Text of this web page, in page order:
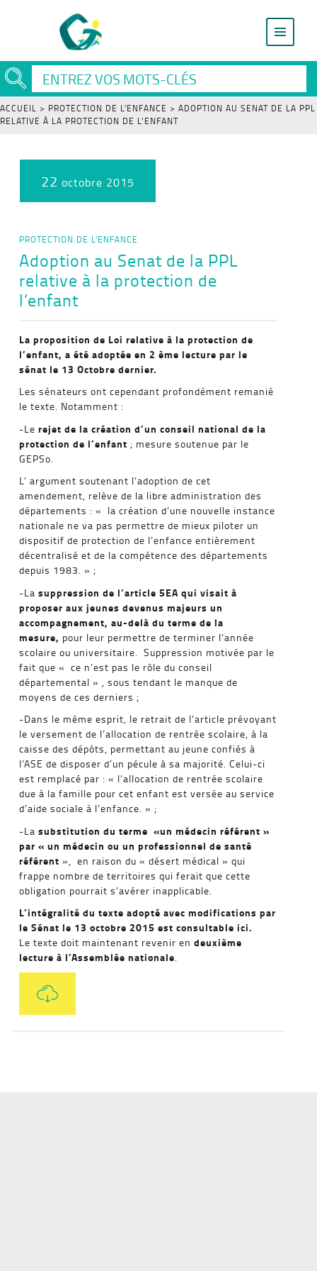
ACCUEIL > PROTECTION DE L'ENFANCE > ADOPTION AU SENAT DE LA PPL
RELATIVE À LA PROTECTION DE L’ENFANT
22 octobre 2015
PROTECTION DE L'ENFANCE
Adoption au Senat de la PPL
relative à la protection de
l’enfant
La proposition de Loi relative à la protection de
l’enfant, a été adoptée en 2 ème lecture par le
sénat le 13 Octobre dernier.
Les sénateurs ont cependant profondément remanié
le texte. Notamment :
-Lerejet de la création d’un conseil national de la
protection de l’enfant ; mesure soutenue par le
GEPSo.
L’ argument soutenant l’adoption de cet
amendement, relève de la libre administration des
départements : « la création d’une nouvelle instance
nationale ne va pas permettre de mieux piloter un
dispositif de protection de l’enfance entièrement
décentralisé et de la compétence des départements
depuis 1983. » ;
-Lasuppression de l’article 5EA qui visait à
proposer aux jeunes devenus majeurs un
accompagnement, au-delà du terme de la
mesure, pour leur permettre de terminer l’année
scolaire ou universitaire. Suppression motivée par le
fait que « ce n’est pas le rôle du conseil
départemental » , sous tendant le manque de
moyens de ces derniers ;
-Dans le même esprit, le retrait de l’article prévoyant
le versement de l’allocation de rentrée scolaire, à la
caisse des dépôts, permettant au jeune confiés à
l’ASE de disposer d’un pécule à sa majorité. Celui-ci
est remplacé par : « l’allocation de rentrée scolaire
due à la famille pour cet enfant est versée au service
d’aide sociale à l’enfance. » ;
-Lasubstitution du terme «un médecin référent »
par « un médecin ou un professionnel de santé
référent », en raison du « désert médical » qui
frappe nombre de territoires qui ferait que cette
obligation pourrait s’avérer inapplicable.
L’intégralité du texte adopté avec modifications par
le Sénat le 13 octobre 2015 est consultable ici.
Le texte doit maintenant revenir en deuxième
lecture à l’Assemblée nationale.